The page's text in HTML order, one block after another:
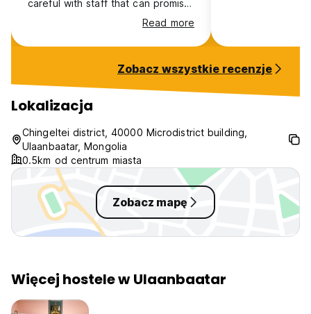
careful with staff that can promise
you and tour or train tickets just
to tell you after 2 days that
tickets been sold out since a
the promised which if you have
limited time in Mongolia can ruin
your plans and stay.
Read more
Zobacz wszystkie recenzje
Lokalizacja
Chingeltei district, 40000 Microdistrict building,
Ulaanbaatar, Mongolia
0.5km od centrum miasta
Zobacz mapę
Więcej hostele w Ulaanbaatar